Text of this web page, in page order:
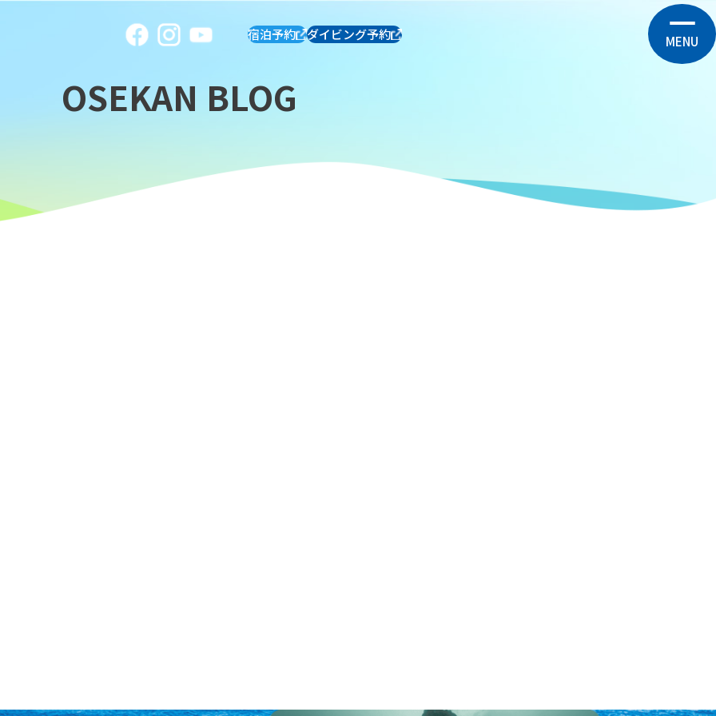
宿泊予約 ダイビング予約 MENU
OSEKAN BLOG